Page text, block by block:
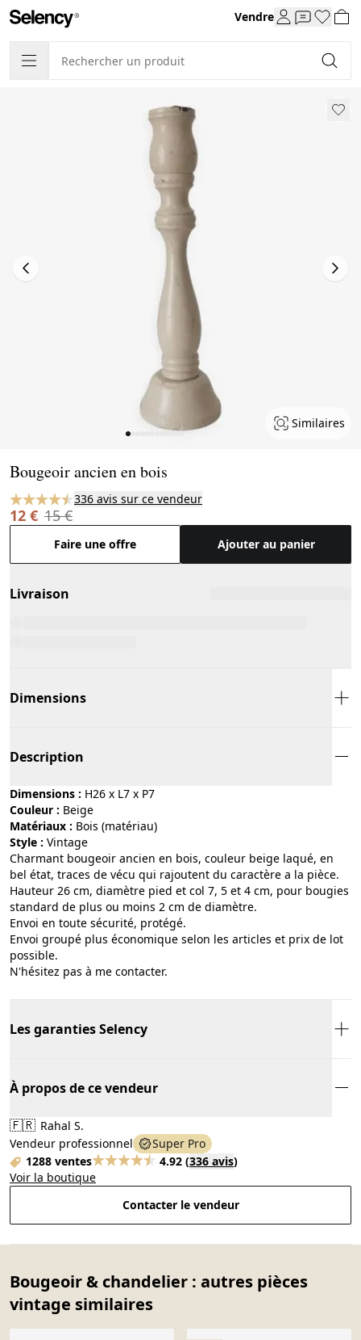
Vendre
Similaires
Bougeoir ancien en bois
336 avis sur ce vendeur
12 € 15 €
Faire une offre Ajouter au panier
Livraison
Dimensions
Description
Dimensions : H26 x L7 x P7
Couleur :
beige
Matériaux :
bois (matériau)
Style :
vintage
Charmant bougeoir ancien en bois, couleur beige laqué, en
bel état, traces de vécu qui rajoutent du caractère a la pièce.
Hauteur 26 cm, diamètre pied et col 7, 5 et 4 cm, pour bougies
standard de plus ou moins 2 cm de diamètre.
Envoi en toute sécurité, protégé.
Envoi groupé plus économique selon les articles et prix de lot
possible.
N'hésitez pas à me contacter.
Les garanties Selency
À propos de ce vendeur
🇫🇷 Rahal S.
Vendeur professionnel
Super Pro
1288 ventes
4.92 (336 avis)
Voir la boutique
Contacter le vendeur
Bougeoir & chandelier : autres pièces
vintage similaires